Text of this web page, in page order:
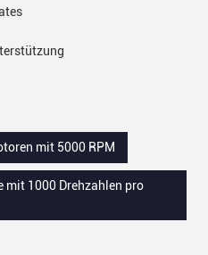
mit 5000 RPM
1000 Drehzahlen pro